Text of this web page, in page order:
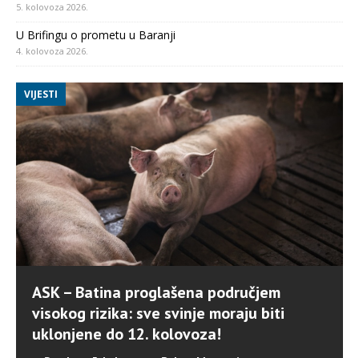
5. kolovoza 2026.
U Brifingu o prometu u Baranji
4. kolovoza 2026.
VIJESTI
ASK – Batina proglašena područjem
visokog rizika: sve svinje moraju biti
uklonjene do 12. kolovoza!